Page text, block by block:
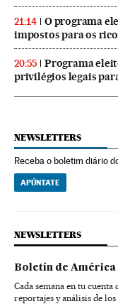
21:14
O programa
impostos para os
20:55
Programa
privilégios legais
NEWSLETTERS
Receba o boletim diário
APÚNTATE
NEWSLETTERS
Boletín de América
Cada semana en tu
reportajes y análisis de